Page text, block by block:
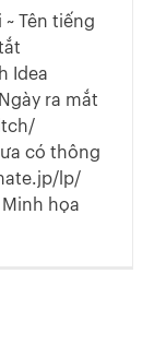
~ Tên tiếng
Idea
ra mắt
có thông
lp/
họa